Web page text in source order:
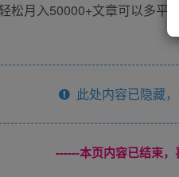
松月入50000+文章可以多平
此处内容已隐藏
------本页内容已结束